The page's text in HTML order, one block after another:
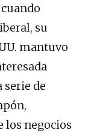
su
mantuvo
serie de
los negocios